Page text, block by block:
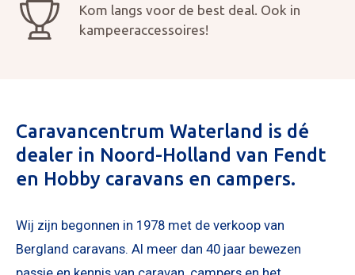
Mijn bericht versturen
Kom langs voor de best deal. Ook in
kampeeraccessoires!
Caravancentrum Waterland is dé
dealer in Noord-Holland van Fendt
en Hobby caravans en campers.
Wij zijn begonnen in 1978 met de verkoop van
Bergland caravans. Al meer dan 40 jaar bewezen